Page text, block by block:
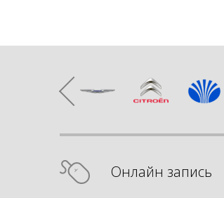
Онлайн запись